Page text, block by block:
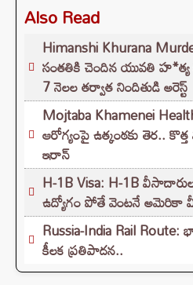
Also Read
Himanshi Khurana
సంతతికి చెందిన యువతి
7 నెలల తర్వాత నిందితుడి అరెస్ట్
Mojtaba Khamenei
ఆరోగ్యంపై ఉత్కంఠకు తెర..
ఇరాన్
H-1B Visa: H-1B
ఉద్యోగం పోతే వెంటనే అమెరికా
Russia-India Rail Route:
కీలక ప్రతిపాదన..